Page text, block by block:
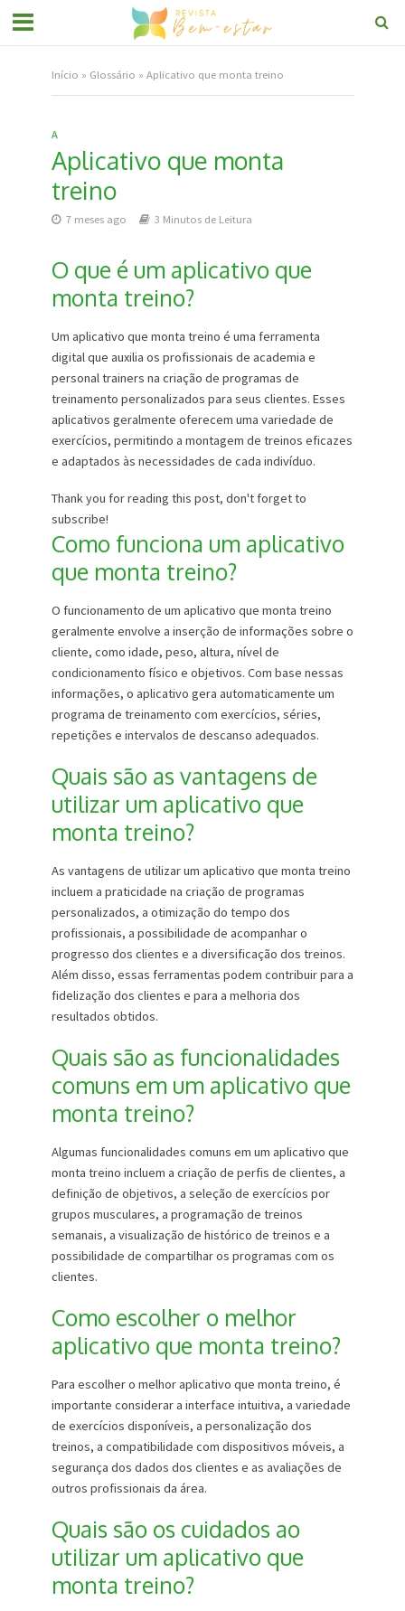
Início » Glossário » Aplicativo que monta treino
A
Aplicativo que monta
treino
7 meses ago 3 Minutos de Leitura
O que é um aplicativo que
monta treino?
Um aplicativo que monta treino é uma ferramenta
digital que auxilia os profissionais de academia e
personal trainers na criação de programas de
treinamento personalizados para seus clientes. Esses
aplicativos geralmente oferecem uma variedade de
exercícios, permitindo a montagem de treinos eficazes
e adaptados às necessidades de cada indivíduo.
Thank you for reading this post, don't forget to
subscribe!
Como funciona um aplicativo
que monta treino?
O funcionamento de um aplicativo que monta treino
geralmente envolve a inserção de informações sobre o
cliente, como idade, peso, altura, nível de
condicionamento físico e objetivos. Com base nessas
informações, o aplicativo gera automaticamente um
programa de treinamento com exercícios, séries,
repetições e intervalos de descanso adequados.
Quais são as vantagens de
utilizar um aplicativo que
monta treino?
As vantagens de utilizar um aplicativo que monta treino
incluem a praticidade na criação de programas
personalizados, a otimização do tempo dos
profissionais, a possibilidade de acompanhar o
progresso dos clientes e a diversificação dos treinos.
Além disso, essas ferramentas podem contribuir para a
fidelização dos clientes e para a melhoria dos
resultados obtidos.
Quais são as funcionalidades
comuns em um aplicativo que
monta treino?
Algumas funcionalidades comuns em um aplicativo que
monta treino incluem a criação de perfis de clientes, a
definição de objetivos, a seleção de exercícios por
grupos musculares, a programação de treinos
semanais, a visualização de histórico de treinos e a
possibilidade de compartilhar os programas com os
clientes.
Como escolher o melhor
aplicativo que monta treino?
Para escolher o melhor aplicativo que monta treino, é
importante considerar a interface intuitiva, a variedade
de exercícios disponíveis, a personalização dos
treinos, a compatibilidade com dispositivos móveis, a
segurança dos dados dos clientes e as avaliações de
outros profissionais da área.
Quais são os cuidados ao
utilizar um aplicativo que
monta treino?